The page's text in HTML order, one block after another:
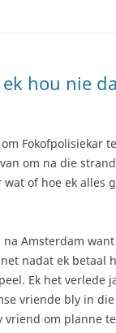
hou nie
Fokofpolisiekar
om na die
of hoe ek alles
Amsterdam want
nadat ek betaal
Ek het verlede
vriende bly in
vriend om planne